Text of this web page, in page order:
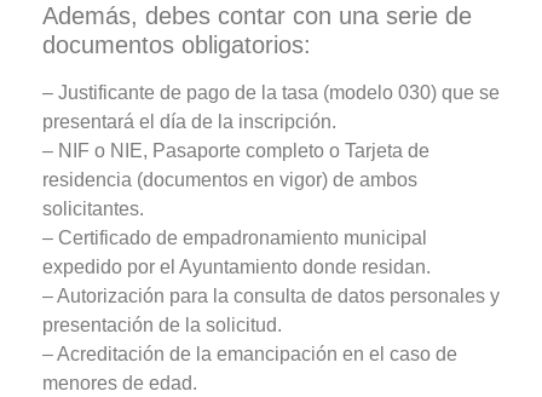
Además, debes contar con una serie de
documentos obligatorios:
– Justificante de pago de la tasa (modelo 030) que se
presentará el día de la inscripción.
– NIF o NIE, Pasaporte completo o Tarjeta de
residencia (documentos en vigor) de ambos
solicitantes.
– Certificado de empadronamiento municipal
expedido por el Ayuntamiento donde residan.
– Autorización para la consulta de datos personales y
presentación de la solicitud.
– Acreditación de la emancipación en el caso de
menores de edad.